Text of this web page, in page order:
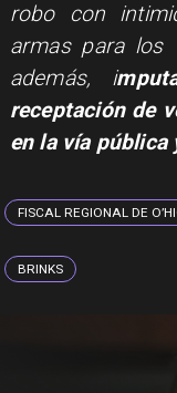
robo con
armas para los
además, i
receptación de
en la vía
FISCAL REGIONAL DE
BRINKS